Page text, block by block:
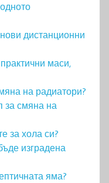
дистанционни
маси,
на радиатори?
за смяна на
за хола си?
изградена
яма?